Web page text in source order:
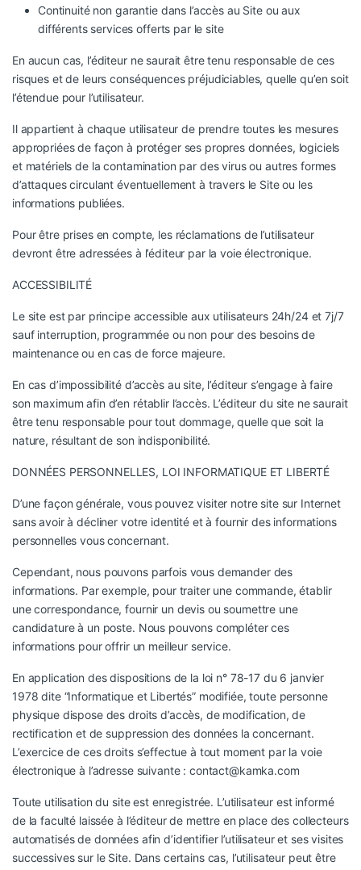
Continuité non garantie dans l’accès au Site ou aux
différents services offerts par le site
En aucun cas, l’éditeur ne saurait être tenu responsable de ces
risques et de leurs conséquences préjudiciables, quelle qu’en soit
l’étendue pour l’utilisateur.
Il appartient à chaque utilisateur de prendre toutes les mesures
appropriées de façon à protéger ses propres données, logiciels
et matériels de la contamination par des virus ou autres formes
d’attaques circulant éventuellement à travers le Site ou les
informations publiées.
Pour être prises en compte, les réclamations de l’utilisateur
devront être adressées à l’éditeur par la voie électronique.
ACCESSIBILITÉ
Le site est par principe accessible aux utilisateurs 24h/24 et 7j/7
sauf interruption, programmée ou non pour des besoins de
maintenance ou en cas de force majeure.
En cas d’impossibilité d’accès au site, l’éditeur s’engage à faire
son maximum afin d’en rétablir l’accès. L’éditeur du site ne saurait
être tenu responsable pour tout dommage, quelle que soit la
nature, résultant de son indisponibilité.
DONNÉES PERSONNELLES, LOI INFORMATIQUE ET LIBERTÉ
D’une façon générale, vous pouvez visiter notre site sur Internet
sans avoir à décliner votre identité et à fournir des informations
personnelles vous concernant.
Cependant, nous pouvons parfois vous demander des
informations. Par exemple, pour traiter une commande, établir
une correspondance, fournir un devis ou soumettre une
candidature à un poste. Nous pouvons compléter ces
informations pour offrir un meilleur service.
En application des dispositions de la loi n° 78-17 du 6 janvier
1978 dite “Informatique et Libertés” modifiée, toute personne
physique dispose des droits d’accès, de modification, de
rectification et de suppression des données la concernant.
L’exercice de ces droits s’effectue à tout moment par la voie
électronique à l’adresse suivante : contact@kamka.com
Toute utilisation du site est enregistrée. L’utilisateur est informé
de la faculté laissée à l’éditeur de mettre en place des collecteurs
automatisés de données afin d’identifier l’utilisateur et ses visites
successives sur le Site. Dans certains cas, l’utilisateur peut être